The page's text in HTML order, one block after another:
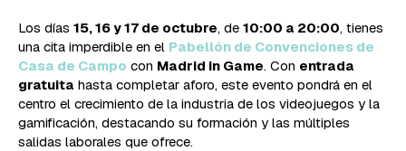
Los días 15, 16 y 17 de octubre, de 10:00 a 20:00, tienes
una cita imperdible en el Pabellón de Convenciones de
Casa de Campo con Madrid in Game. Con entrada
gratuita hasta completar aforo, este evento pondrá en el
centro el crecimiento de la industria de los videojuegos y la
gamificación, destacando su formación y las múltiples
salidas laborales que ofrece.